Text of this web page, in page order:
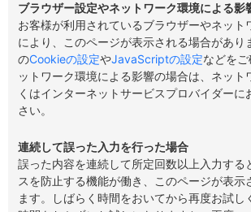
ブラウザー設定やネットワーク環境による影
お客様が利用されているブラウザーやネット
により、このページが表示される場合があり
のCookieの設定やJavaScriptの設定などを
ットワーク環境による影響の場合は、ネット
くはインターネットサービスプロバイダーに
さい。
連続して誤った入力を行った場合
誤った内容を連続して所定回数以上入力する
スを防止する機能が働き、このページが表示
ます。しばらく時間をおいてから再度お試し